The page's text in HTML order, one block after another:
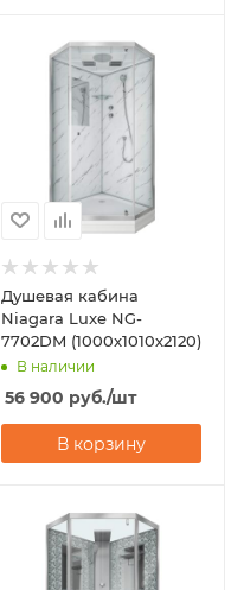
Душевая кабина
Niagara Luxe NG-
7702DM (1000x1010х2120)
В наличии
56 900 руб./шт
В корзину